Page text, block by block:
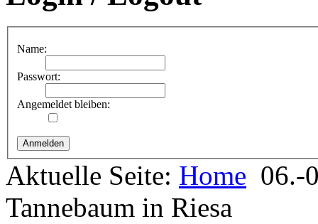
Name:
Passwort:
Angemeldet bleiben:
Aktuelle Seite: Home 06.-
Tannebaum in Riesa